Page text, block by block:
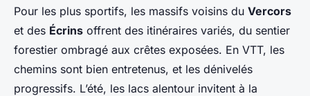
Pour les plus sportifs, les massifs voisins du Vercors
et des Écrins offrent des itinéraires variés, du sentier
forestier ombragé aux crêtes exposées. En VTT, les
chemins sont bien entretenus, et les dénivelés
progressifs. L’été, les lacs alentour invitent à la